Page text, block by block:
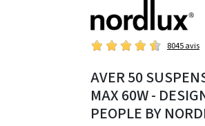
8045 avis
AVER 50
MAX 60W -
PEOPLE BY